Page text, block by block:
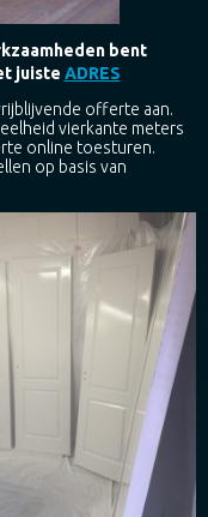
bent
juiste ADRES
offerte aan.
vierkante meters
online toesturen.
op basis van